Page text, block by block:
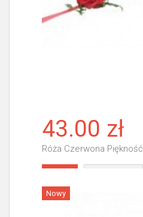
43.00 zł
Róża Czerwona Piękność
Nowy